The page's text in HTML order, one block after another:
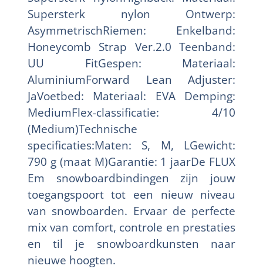
Supersterk nylon Ontwerp:
AsymmetrischRiemen: Enkelband:
Honeycomb Strap Ver.2.0 Teenband:
UU FitGespen: Materiaal:
AluminiumForward Lean Adjuster:
JaVoetbed: Materiaal: EVA Demping:
MediumFlex-classificatie: 4/10
(Medium)Technische
specificaties:Maten: S, M, LGewicht:
790 g (maat M)Garantie: 1 jaarDe FLUX
Em snowboardbindingen zijn jouw
toegangspoort tot een nieuw niveau
van snowboarden. Ervaar de perfecte
mix van comfort, controle en prestaties
en til je snowboardkunsten naar
nieuwe hoogten.